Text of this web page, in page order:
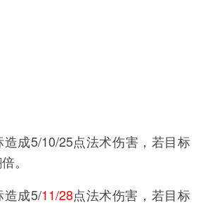
成5/10/25点法术伤害，若目标
。
成5/11/28点法术伤害，若目标